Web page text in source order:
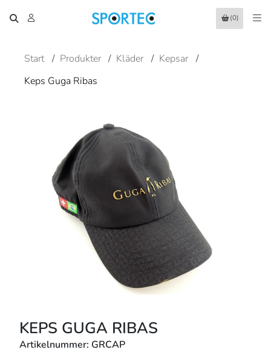
(0)
Start / Produkter / Kläder / Kepsar /
Keps Guga Ribas
KEPS GUGA RIBAS
Artikelnummer: GRCAP